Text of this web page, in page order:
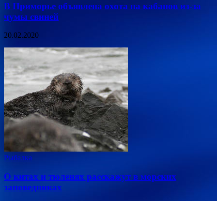
В Приморье объявлена охота на кабанов из-за
чумы свиней
20.02.2020
Рыбалка
О китах и тюленях расскажут в морских
заповедниках